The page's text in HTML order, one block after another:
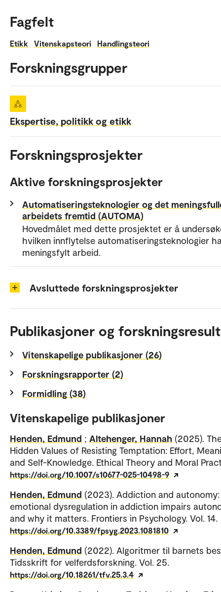
Fagfelt
Etikk Vitenskapsteori Handlingsteori
Forskningsgrupper
Ekspertise, politikk og etikk
Forskningsprosjekter
Aktive forskningsprosjekter
Automatiseringsteknologier og det
arbeidets fremtid (AUTOMA)
Hovedmålet med dette prosjektet er å
hvilken innflytelse automatiseringsteknologier
meningsfylt arbeid.
Avsluttede forskningsprosjekter
Publikasjoner og
Vitenskapelige publikasjoner (26)
Forskningsrapporter (2)
Formidling (38)
Vitenskapelige publikasjoner
Henden, Edmund ; Altehenger, Hannah (2025).
Hidden Values of Resisting Temptation: Effort,
and Self-Knowledge. Ethical Theory and Moral
https://doi.org/10.1007/s10677-025-10498-9
Henden, Edmund (2023). Addiction and autonomy:
emotional dysregulation in addiction impairs
and why it matters. Frontiers in Psychology. Vol. 14.
https://doi.org/10.3389/fpsyg.2023.1081810
Henden, Edmund (2022). Algoritmer til barnets
Tidsskrift for velferdsforskning. Vol. 25.
https://doi.org/10.18261/tfv.25.3.4